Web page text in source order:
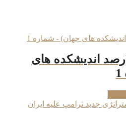
اندیشکده های